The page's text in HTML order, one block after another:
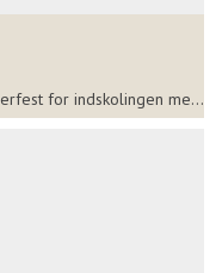
for indskolingen me...